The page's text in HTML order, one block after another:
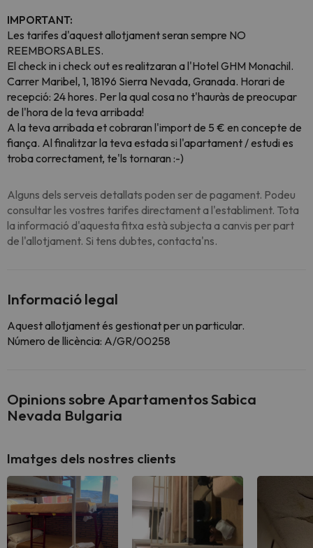
IMPORTANT:
Les tarifes d'aquest allotjament seran sempre NO
REEMBORSABLES.
El check in i check out es realitzaran a l'Hotel GHM Monachil.
Carrer Maribel, 1, 18196 Sierra Nevada, Granada. Horari de
recepció: 24 hores. Per la qual cosa no t'hauràs de preocupar
de l'hora de la teva arribada!
A la teva arribada et cobraran l'import de 5 € en concepte de
fiança. Al finalitzar la teva estada si l'apartament / estudi es
troba correctament, te'ls tornaran :-)
Alguns dels serveis detallats poden ser de pagament. Podeu
consultar les vostres tarifes directament a l'establiment. Tota
la informació d'aquesta fitxa està subjecta a canvis per part
de l'allotjament. Si tens dubtes, contacta'ns.
Informació legal
Aquest allotjament és gestionat per un particular.
Número de llicència: A/GR/00258
Opinions sobre Apartamentos Sabica
Nevada Bulgaria
Imatges dels nostres clients